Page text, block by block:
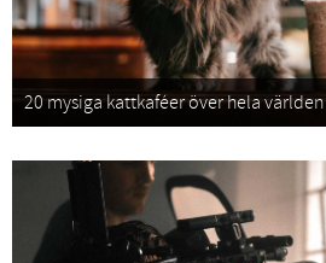
20 mysiga kattkaféer över hela världen